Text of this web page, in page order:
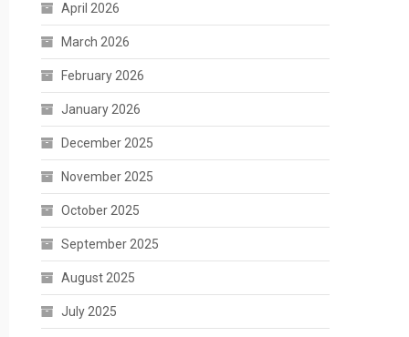
April 2026
March 2026
February 2026
January 2026
December 2025
November 2025
October 2025
September 2025
August 2025
July 2025